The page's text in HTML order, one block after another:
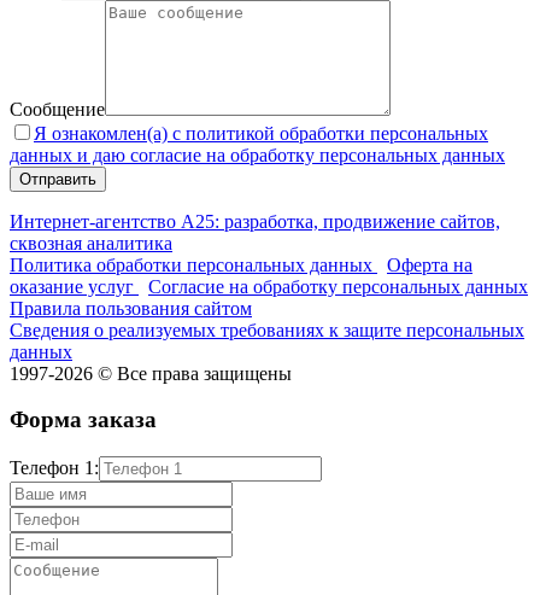
Сообщение
Я ознакомлен(а) с политикой обработки персональных
данных и даю согласие на обработку персональных данных
Интернет-агентство А25: разработка, продвижение сайтов,
сквозная аналитика
Политика обработки персональных данных
Оферта на
оказание услуг
Согласие на обработку персональных данных
Правила пользования сайтом
Сведения о реализуемых требованиях к защите персональных
данных
1997-2026 © Все права защищены
Форма заказа
Телефон 1: